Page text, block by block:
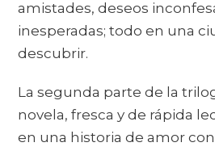
amistades, deseos
inesperadas; todo en una
descubrir.
La segunda parte de la
novela, fresca y de rápida
en una historia de amor